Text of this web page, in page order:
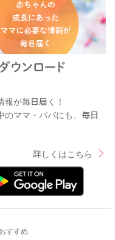
が毎日届く！
ママ・パパにも、毎日
詳しくはこちら
おすすめ